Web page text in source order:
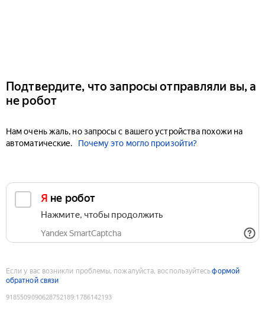
Подтвердите, что запросы отправляли вы, а
не робот
Нам очень жаль, но запросы с вашего устройства похожи на
автоматические.
Почему это могло произойти?
Я не робот
Нажмите, чтобы продолжить
Yandex SmartCaptcha
Если у вас возникли проблемы, пожалуйста, воспользуйтесьформой
обратной связи
9185509090628752189:1786142193